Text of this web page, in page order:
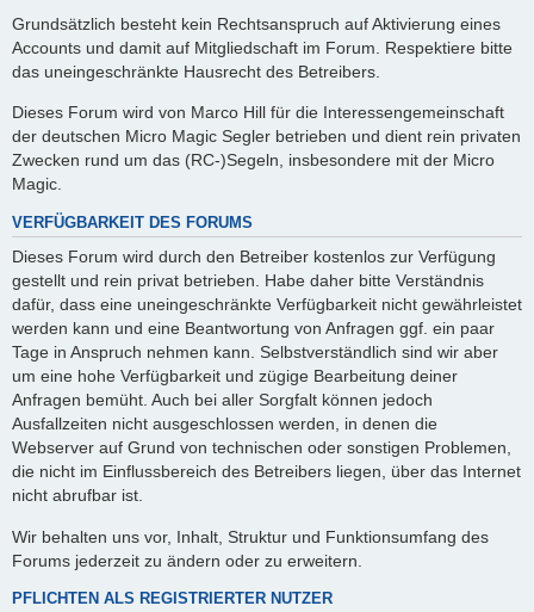
Grundsätzlich besteht kein Rechtsanspruch auf Aktivierung eines
Accounts und damit auf Mitgliedschaft im Forum. Respektiere bitte
das uneingeschränkte Hausrecht des Betreibers.
Dieses Forum wird von Marco Hill für die Interessengemeinschaft
der deutschen Micro Magic Segler betrieben und dient rein privaten
Zwecken rund um das (RC-)Segeln, insbesondere mit der Micro
Magic.
VERFÜGBARKEIT DES FORUMS
Dieses Forum wird durch den Betreiber kostenlos zur Verfügung
gestellt und rein privat betrieben. Habe daher bitte Verständnis
dafür, dass eine uneingeschränkte Verfügbarkeit nicht gewährleistet
werden kann und eine Beantwortung von Anfragen ggf. ein paar
Tage in Anspruch nehmen kann. Selbstverständlich sind wir aber
um eine hohe Verfügbarkeit und zügige Bearbeitung deiner
Anfragen bemüht. Auch bei aller Sorgfalt können jedoch
Ausfallzeiten nicht ausgeschlossen werden, in denen die
Webserver auf Grund von technischen oder sonstigen Problemen,
die nicht im Einflussbereich des Betreibers liegen, über das Internet
nicht abrufbar ist.
Wir behalten uns vor, Inhalt, Struktur und Funktionsumfang des
Forums jederzeit zu ändern oder zu erweitern.
PFLICHTEN ALS REGISTRIERTER NUTZER